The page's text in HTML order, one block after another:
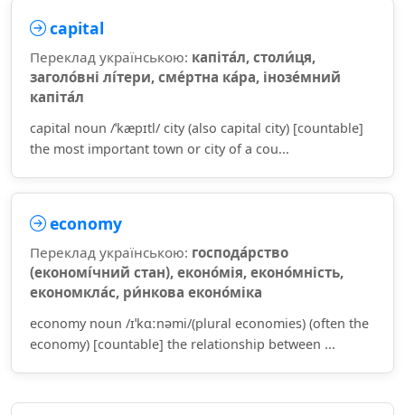
capital
Переклад українською: капіта́л, столи́ця,
заголо́вні лі́тери, сме́ртна ка́ра, інозе́мний
капіта́л
capital noun /ˈkæpɪtl/ city (also capital city) [countable]
the most important town or city of a cou...
economy
Переклад українською: господа́рство
(економі́чний стан), еконо́мія, еконо́мність,
економкла́с, ри́нкова еконо́міка
economy noun /ɪˈkɑːnəmi/(plural economies) (often the
economy) [countable] the relationship between ...